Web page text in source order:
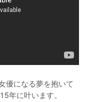
優になる夢を抱いて
年に叶います。